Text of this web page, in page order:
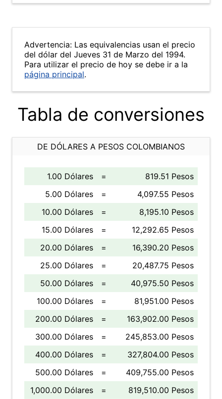
Advertencia: Las equivalencias usan el precio
del dólar del Jueves 31 de Marzo del 1994.
Para utilizar el precio de hoy se debe ir a la
página principal.
Tabla de conversiones
DE DÓLARES A PESOS COLOMBIANOS
1.00 Dólares =
819.51 Pesos
5.00 Dólares
=
4,097.55 Pesos
10.00 Dólares
=
8,195.10 Pesos
15.00 Dólares
=
12,292.65 Pesos
20.00 Dólares
=
16,390.20 Pesos
25.00 Dólares
=
20,487.75 Pesos
50.00 Dólares
=
40,975.50 Pesos
100.00 Dólares
=
81,951.00 Pesos
200.00 Dólares
=
163,902.00 Pesos
300.00 Dólares
=
245,853.00 Pesos
400.00 Dólares
=
327,804.00 Pesos
500.00 Dólares
=
409,755.00 Pesos
1,000.00 Dólares
=
819,510.00 Pesos